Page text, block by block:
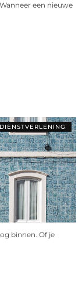
een nieuwe
DIENSTVERLENING
binnen. Of je